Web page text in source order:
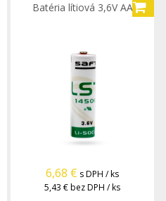
Batéria lítiová 3,6V AA
6,68 € s DPH / ks
5,43 €bez DPH / ks